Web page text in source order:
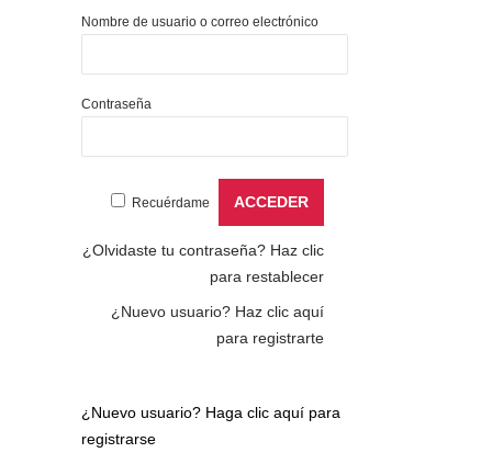
Nombre de usuario o correo electrónico
Contraseña
Recuérdame
¿Olvidaste tu contraseña? Haz clic
para restablecer
¿Nuevo usuario? Haz clic aquí
para registrarte
¿Nuevo usuario? Haga clic aquí para
registrarse